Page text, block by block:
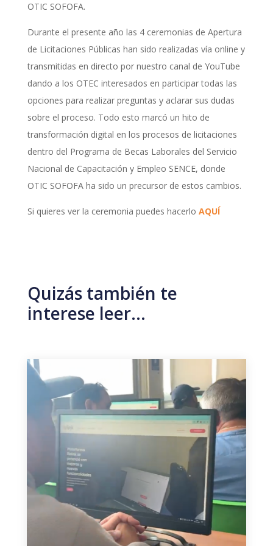
OTIC SOFOFA.
Durante el presente año las 4 ceremonias de Apertura
de Licitaciones Públicas han sido realizadas vía online y
transmitidas en directo por nuestro canal de YouTube
dando a los OTEC interesados en participar todas las
opciones para realizar preguntas y aclarar sus dudas
sobre el proceso. Todo esto marcó un hito de
transformación digital en los procesos de licitaciones
dentro del Programa de Becas Laborales del Servicio
Nacional de Capacitación y Empleo SENCE, donde
OTIC SOFOFA ha sido un precursor de estos cambios.
Si quieres ver la ceremonia puedes hacerlo AQUÍ
Quizás también te
interese leer…